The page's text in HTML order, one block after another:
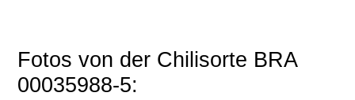
Fotos von der Chilisorte BRA
00035988-5: